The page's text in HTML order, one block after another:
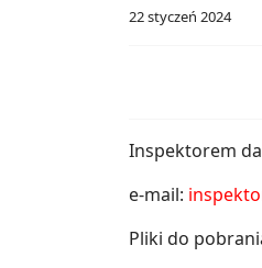
22 styczeń 2024
Inspektorem
e-mail:
Pliki do